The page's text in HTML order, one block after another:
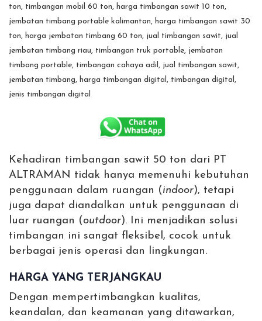
Kehadiran timbangan sawit 50 ton dari PT
ALTRAMAN tidak hanya memenuhi kebutuhan
penggunaan dalam ruangan (indoor), tetapi
juga dapat diandalkan untuk penggunaan di
luar ruangan (outdoor). Ini menjadikan solusi
timbangan ini sangat fleksibel, cocok untuk
berbagai jenis operasi dan lingkungan.
HARGA YANG TERJANGKAU
Dengan mempertimbangkan kualitas,
keandalan, dan keamanan yang ditawarkan,